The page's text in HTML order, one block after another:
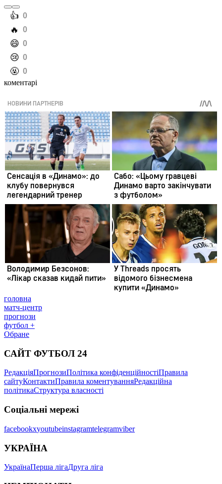
️👍 0
️🔥 0
️😄 0
️😢 0
️🤬 0
коментарі
головна
матч-центр
прогнози
футбол +
Обране
САЙТ ФУТБОЛ 24
РедакціяПрогнозиПолітика конфіденційностіПравила
сайтуКонтактиПравила коментуванняРедакційна
політикаСтруктура власності
Соціальні мережі
facebookxyoutubeinstagramtelegramviber
УКРАЇНА
УкраїнаПерша лігаДруга ліга